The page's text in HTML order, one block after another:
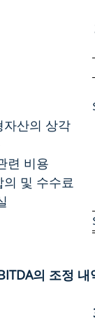
자산의 상각
련 비용
및 수수료
의 조정 내